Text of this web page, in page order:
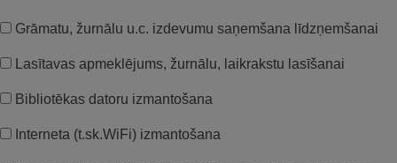
Grāmatu, žurnālu u.c. izdevumu saņemšana līdzņemšanai
Lasītavas apmeklējums, žurnālu, laikrakstu lasīšanai
Bibliotēkas datoru izmantošana
Interneta (t.sk.WiFi) izmantošana